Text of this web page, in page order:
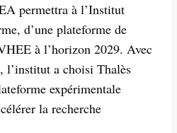
permettra à l’Institut
d’une plateforme de
à l’horizon 2029. Avec
l’institut a choisi Thalès
expérimentale
la recherche